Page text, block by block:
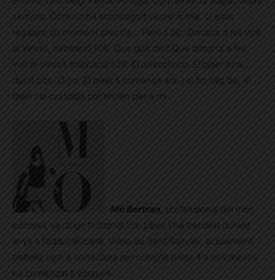
sempre. Com no ha aconseguit veure’m mai. Li estic
regalant un moment preciós… Però li dic: Dimarts a les vuit
al Velvet, habitació 108. Que què dic? Que dimarts a les
vuit al Velvet, habitació 108. El descol·loco. El plaer li ha
durat poc. O no. El plaer li comença ara. I si ho faig bé, el
taller i la custòdia continuen per a mi.
Mò Bertran, professional del món
editorial, va dirigir l’editorial Edi-Liber, i ha treballat durant
anys a l’editorial Icaria. Veïna de Sant Gervasi, actualment
treballa com a correctora per compte propi. Fa uns mesos
ha començat a escriure.